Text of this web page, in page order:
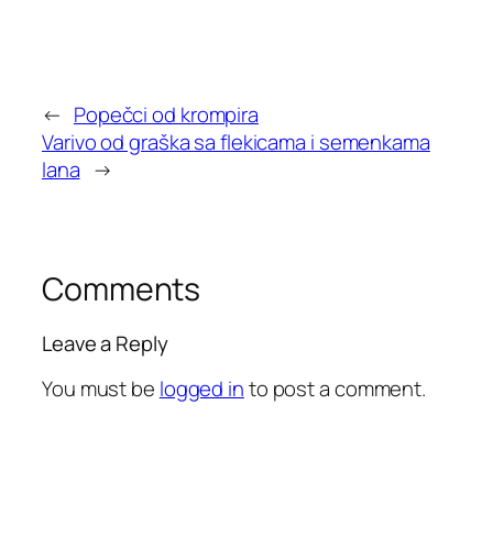
← Popečci od krompira
Varivo od graška sa flekicama i semenkama
lana →
Comments
Leave a Reply
You must be logged into post a comment.